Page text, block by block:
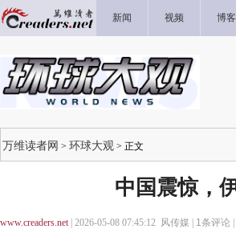
新闻 视频 博客
万维读者网 > 环球大观 > 正文
中国震惊，
www.creaders.net| 2026-05-08 07:45:12 风传媒 | 1条评论 |